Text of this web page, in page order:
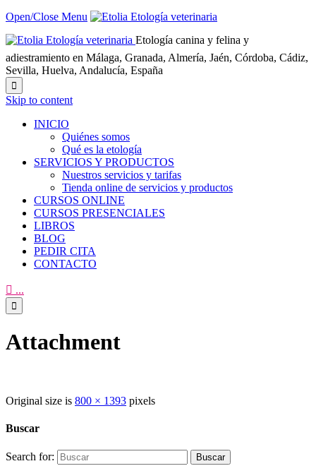
Open/Close Menu
Etología canina y felina y
adiestramiento en Málaga, Granada, Almería, Jaén, Córdoba, Cádiz,
Sevilla, Huelva, Andalucía, España

Skip to content
INICIO
Quiénes somos
Qué es la etología
SERVICIOS Y PRODUCTOS
Nuestros servicios y tarifas
Tienda online de servicios y productos
CURSOS ONLINE
CURSOS PRESENCIALES
LIBROS
BLOG
PEDIR CITA
CONTACTO
 ...

Attachment
Original size is 800 × 1393 pixels
Buscar
Search for: